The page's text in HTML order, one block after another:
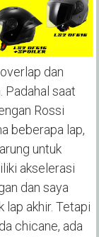
dan
Padahal saat
Rossi
beberapa lap,
untuk
akselerasi
dan saya
lap akhir. Tetapi
chicane, ada